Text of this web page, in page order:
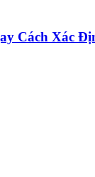
Cách Xác